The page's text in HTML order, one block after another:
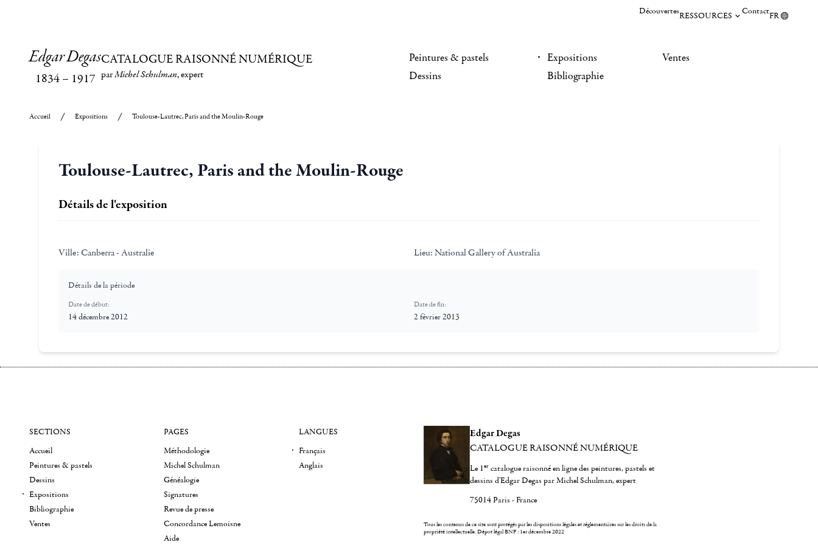
DécouvertesRESSOURCES ContactFR
Edgar Degas
1834– 1917
CATALOGUE RAISONNÉ NUMÉRIQUE
parMichel Schulman, expert
Peintures & pastels
Dessins
Expositions
Bibliographie
Ventes
Accueil Expositions Toulouse-Lautrec, Paris and the Moulin-Rouge
Toulouse-Lautrec, Paris and the Moulin-Rouge
Détails de l'exposition
Ville: Canberra - Australie Lieu: National Gallery of Australia
Détails de la période
Date de début:
14 décembre 2012
Date de fin:
2 février 2013
Edgar Degas
CATALOGUE RAISONNÉ NUMÉRIQUE
Le 1er catalogue raisonné en ligne des peintures, pastels et
dessins d'Edgar Degas par Michel Schulman, expert
75014 Paris - France
Tous les contenus de ce site sont protégés par les dispositions légales et réglementaires sur les droits de la
propriété intellectuelle.Dépot légal BNF : 1er décembre 2022
SECTIONS
Accueil
Peintures & pastels
Dessins
Expositions
Bibliographie
Ventes
PAGES
Méthodologie
Michel Schulman
Généalogie
Signatures
Revue de presse
Concordance Lemoisne
Aide
LANGUES
Français
Anglais